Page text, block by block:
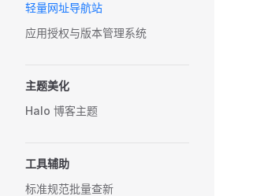
轻量网址导航站
应用授权与版本管理系统
主题美化
Halo 博客主题
工具辅助
标准规范批量查新